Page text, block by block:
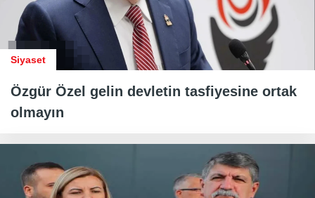
Siyaset
Özgür Özel gelin devletin tasfiyesine ortak
olmayın